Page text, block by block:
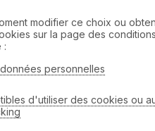
modifier ce choix ou
sur la page des
:
personnelles
d'utiliser des cookies ou